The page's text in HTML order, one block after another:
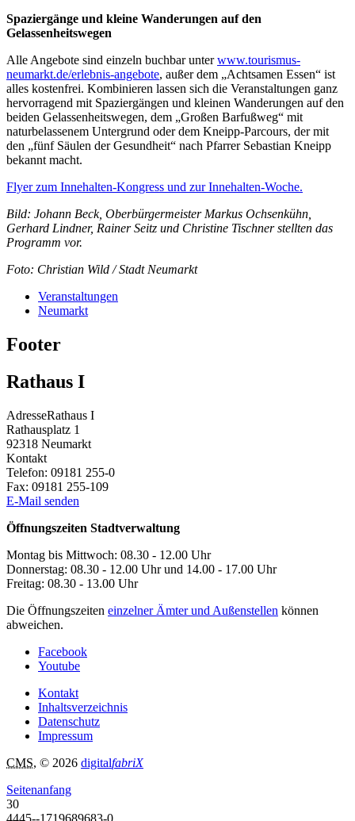
Spaziergänge und kleine Wanderungen auf den
Gelassenheitswegen
Alle Angebote sind einzeln buchbar unterwww.tourismus-
neumarkt.de/erlebnis-angebote, außer dem „Achtsamen Essen“ ist
alles kostenfrei. Kombinieren lassen sich die Veranstaltungen ganz
hervorragend mit Spaziergängen und kleinen Wanderungen auf den
beiden Gelassenheitswegen, dem „Großen Barfußweg“ mit
naturbelassenem Untergrund oder dem Kneipp-Parcours, der mit
den „fünf Säulen der Gesundheit“ nach Pfarrer Sebastian Kneipp
bekannt macht.
Flyer zum Innehalten-Kongress und zur Innehalten-Woche.
Bild: Johann Beck, Oberbürgermeister Markus Ochsenkühn,
Gerhard Lindner, Rainer Seitz und Christine Tischner stellten das
Programm vor.
Foto: Christian Wild / Stadt Neumarkt
Veranstaltungen
Neumarkt
Footer
Rathaus I
AdresseRathaus I
Rathausplatz 1
92318 Neumarkt
Kontakt
Telefon: 09181 255-0
Fax: 09181 255-109
E-Mail senden
Öffnungszeiten Stadtverwaltung
Montag bis Mittwoch: 08.30 - 12.00 Uhr
Donnerstag: 08.30 - 12.00 Uhr und 14.00 - 17.00 Uhr
Freitag: 08.30 - 13.00 Uhr
Die Öffnungszeiten einzelner Ämter und Außenstellen können
abweichen.
Facebook
Youtube
Kontakt
Inhaltsverzeichnis
Datenschutz
Impressum
CMS, © 2026 digitalfabriX
Seitenanfang
30